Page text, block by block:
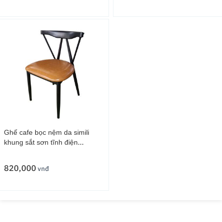
Ghế cafe bọc nệm da simili
khung sắt sơn tĩnh điện
820,000 vnđ